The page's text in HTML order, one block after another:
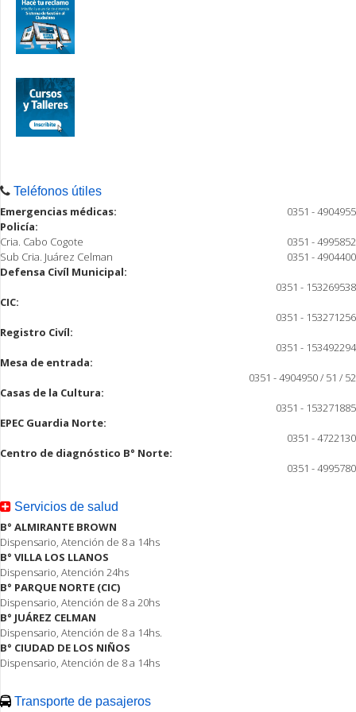
Teléfonos útiles
Emergencias médicas:
0351 - 4904955
Policía:
Cria. Cabo Cogote
0351 - 4995852
Sub Cria. Juárez Celman
0351 - 4904400
Defensa Civíl Municipal:
0351 - 153269538
CIC:
0351 - 153271256
Registro Civíl:
0351 - 153492294
Mesa de entrada:
0351 - 4904950 / 51 / 52
Casas de la Cultura:
0351 - 153271885
EPEC Guardia Norte:
0351 - 4722130
Centro de diagnóstico B° Norte:
0351 - 4995780
Servicios de salud
B° ALMIRANTE BROWN
Dispensario, Atención de 8 a 14hs
B° VILLA LOS LLANOS
Dispensario, Atención 24hs
B° PARQUE NORTE (CIC)
Dispensario, Atención de 8 a 20hs
B° JUÁREZ CELMAN
Dispensario, Atención de 8 a 14hs.
B° CIUDAD DE LOS NIÑOS
Dispensario, Atención de 8 a 14hs
Transporte de pasajeros